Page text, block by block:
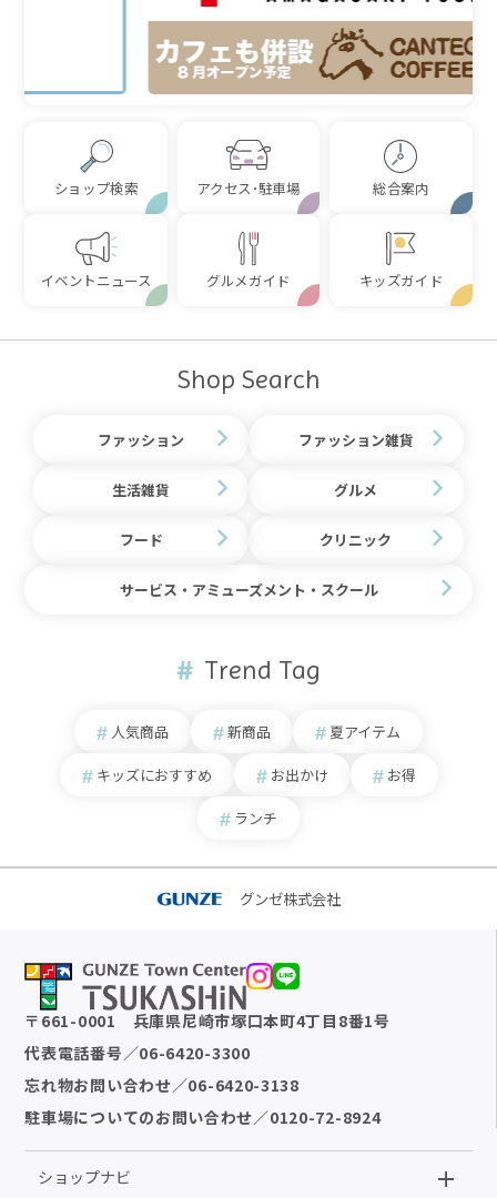
ショップ検索 アクセス･駐車場 総合案内
イベントニュース グルメガイド キッズガイド
Shop Search
ファッション ファッション雑貨
生活雑貨 グルメ
フード クリニック
サービス・アミューズメント・スクール
Trend Tag
人気商品 新商品 夏アイテム
キッズにおすすめ お出かけ お得
ランチ
グンゼ株式会社
〒 661-0001
兵庫県尼崎市塚口本町4丁目8番1号
代表電話番号／06-6420-3300
忘れ物お問い合わせ／06-6420-3138
駐車場についてのお問い合わせ／0120-72-8924
ショップナビ